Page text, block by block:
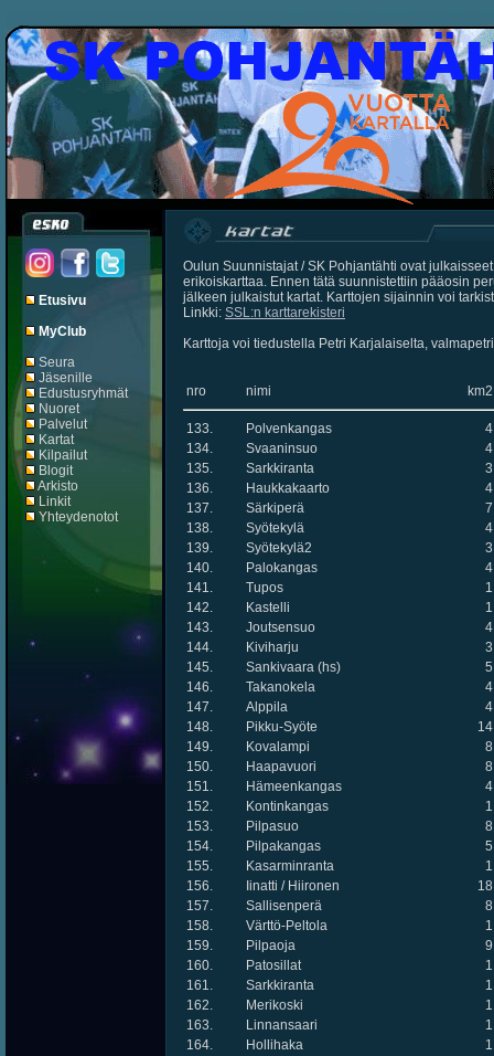
Etusivu
MyClub
Seura
Jäsenille
Edustusryhmät
Nuoret
Palvelut
Kartat
Kilpailut
Blogit
Arkisto
Linkit
Yhteydenotot
Oulun Suunnistajat / SK Pohjantähti ovat
erikoiskarttaa. Ennen tätä suunnistettiin pääosin
jälkeen julkaistut kartat. Karttojen sijainnin voi
Linkki: SSL:n karttarekisteri
Karttoja voi tiedustella Petri Karjalaiselta,
nro nimi km2
133. Polvenkangas
4
134.
Svaaninsuo
4
135.
Sarkkiranta
3
136.
Haukkakaarto
4
137.
Särkiperä
7
138.
Syötekylä
4
139.
Syötekylä2
3
140.
Palokangas
4
141.
Tupos
1
142.
Kastelli
1
143.
Joutsensuo
4
144.
Kiviharju
3
145.
Sankivaara (hs)
5
146.
Takanokela
4
147.
Alppila
4
148.
Pikku-Syöte
14
149.
Kovalampi
8
150.
Haapavuori
8
151.
Hämeenkangas
4
152.
Kontinkangas
1
153.
Pilpasuo
8
154.
Pilpakangas
5
155.
Kasarminranta
1
156.
Iinatti / Hiironen
18
157.
Sallisenperä
8
158.
Värttö-Peltola
1
159.
Pilpaoja
9
160.
Patosillat
1
161.
Sarkkiranta
1
162.
Merikoski
1
163.
Linnansaari
1
164.
Hollihaka
1